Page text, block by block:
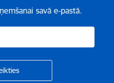
savā e-pastā.